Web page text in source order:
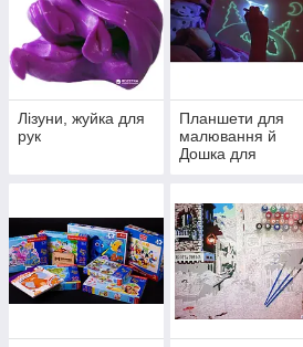
Лізуни, жуйка для
рук
Планшети для
малювання й
Дошка для